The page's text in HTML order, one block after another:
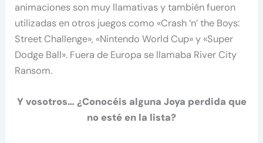
animaciones son muy llamativas y también fueron
utilizadas en otros juegos como «Crash ‘n’ the Boys:
Street Challenge», «Nintendo World Cup» y «Super
Dodge Ball». Fuera de Europa se llamaba River City
Ransom.
Y vosotros… ¿Conocéis alguna Joya perdida que
no esté en la lista?